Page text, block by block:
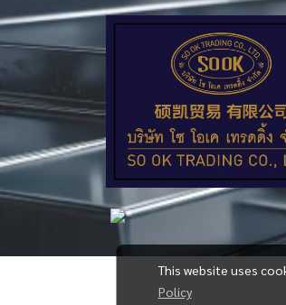
This website uses
Policy